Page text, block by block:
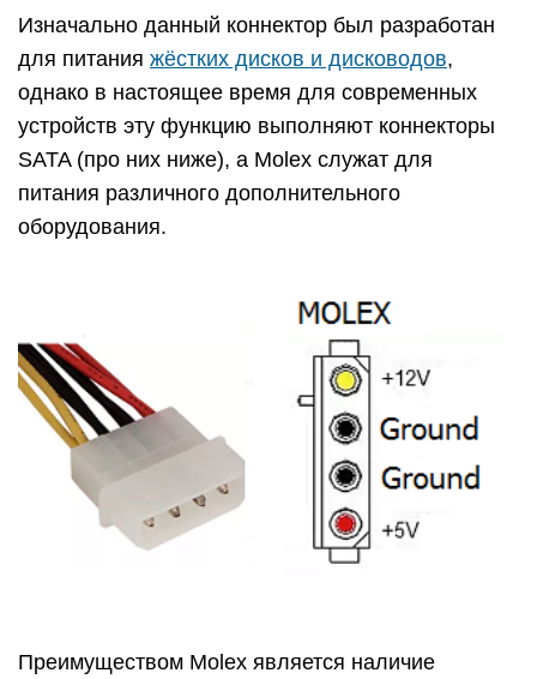
Изначально данный коннектор был разработан
для питания жёстких дисков и дисководов,
однако в настоящее время для современных
устройств эту функцию выполняют коннекторы
SATA (про них ниже), а Molex служат для
питания различного дополнительного
оборудования.
Преимуществом Molex является наличие